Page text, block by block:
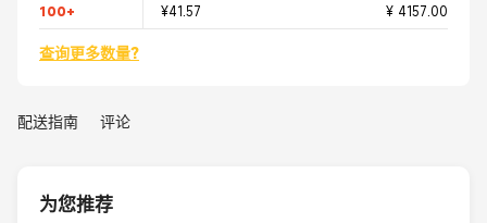
100+ ¥41.57 ¥ 4157.00
查询更多数量?
配送指南 评论
为您推荐